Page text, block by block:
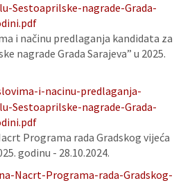
Sestoaprilske-nagrade-Grada-
i načinu predlaganja kandidata za
nagrade Grada Sarajeva” u 2025.
i-nacinu-predlaganja-
Sestoaprilske-nagrade-Grada-
Programa rada Gradskog vijeća
godinu - 28.10.2024.
Nacrt-Programa-rada-Gradskog-